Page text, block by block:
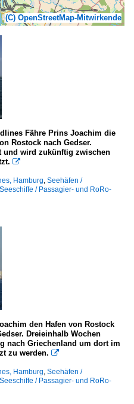
(C) OpenStreetMap-Mitwirkende
Fähre Prins Joachim die
Rostock nach Gedser.
und wird zukünftig zwischen

Hamburg, Seehäfen /
Seeschiffe / Passagier- und RoRo-
den Hafen von Rostock
Dreieinhalb Wochen
nach Griechenland um dort im
zu werden. 
Hamburg, Seehäfen /
Seeschiffe / Passagier- und RoRo-